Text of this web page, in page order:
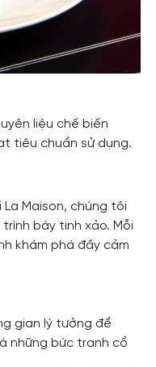
liệu chế biến
tiêu chuẩn sử dụng.
Maison, chúng tôi
bày tinh xảo. Mỗi
khám phá đầy cảm
gian lý tưởng để
những bức tranh cổ